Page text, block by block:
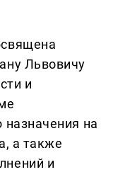
Львовичу
и
назначения на
а также
и